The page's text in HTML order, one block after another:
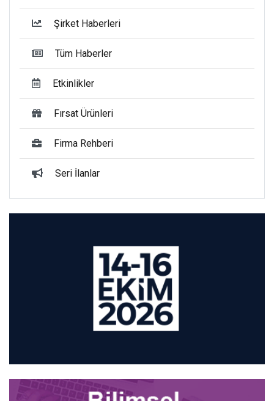
Şirket Haberleri
Tüm Haberler
Etkinlikler
Fırsat Ürünleri
Firma Rehberi
Seri İlanlar